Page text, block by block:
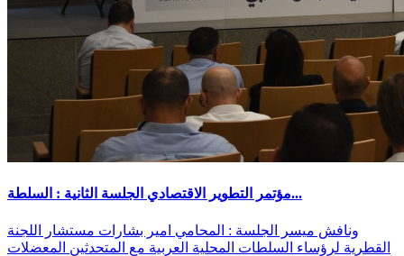
مؤتمر التطوير الاقتصادي الجلسة الثانية : السلطة...
ونافش ميسر الجلسة : المحامي امير بشارات مستشار اللجنة
القطرية لرؤساء السلطات المحلية العربية مع المتحدثين المعضلات